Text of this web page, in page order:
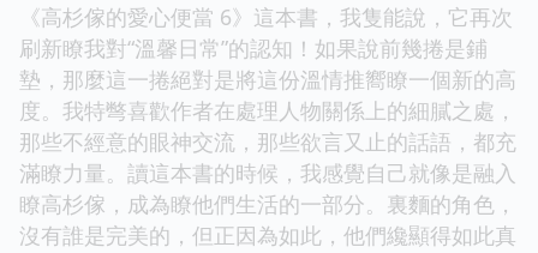
《高杉傢的愛心便當 6》這本書，我隻能說，它再次
刷新瞭我對“溫馨日常”的認知！如果說前幾捲是鋪
墊，那麼這一捲絕對是將這份溫情推嚮瞭一個新的高
度。我特彆喜歡作者在處理人物關係上的細膩之處，
那些不經意的眼神交流，那些欲言又止的話語，都充
滿瞭力量。讀這本書的時候，我感覺自己就像是融入
瞭高杉傢，成為瞭他們生活的一部分。裏麵的角色，
沒有誰是完美的，但正因為如此，他們纔顯得如此真